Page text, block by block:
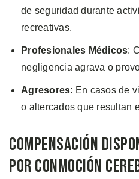
de seguridad durante
recreativas.
Profesionales Médicos:
negligencia agrava o
Agresores: En casos de
o altercados que resultan
Compensación
Por Conmoción